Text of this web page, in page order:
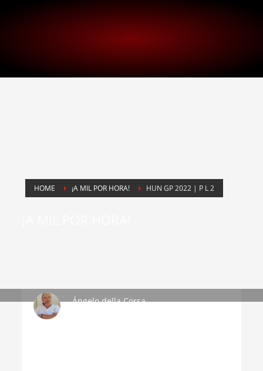
HOME ¡A MIL POR HORA! HUN GP 2022 | P L 2
Ángelo della Corsa